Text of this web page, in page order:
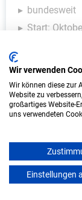
bundesweit
Start:
Duales
Wir verwenden
Wir können diese zur
Website zu
großartiges Website-
uns verwendeten
Einstellungen